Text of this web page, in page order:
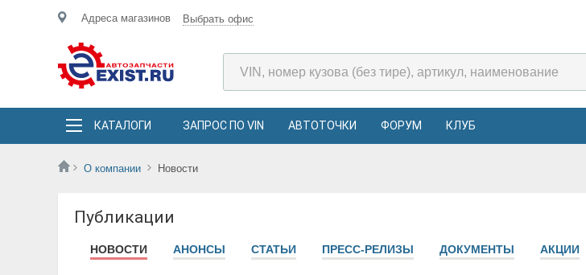
Адреса магазинов Выбрать офис
КАТАЛОГИ ЗАПРОС ПО VIN АВТОТОЧКИ ФОРУМ КЛУБ
О компании Новости
Публикации
НОВОСТИ АНОНСЫ СТАТЬИ ПРЕСС-РЕЛИЗЫ ДОКУМЕНТЫ АКЦИИ